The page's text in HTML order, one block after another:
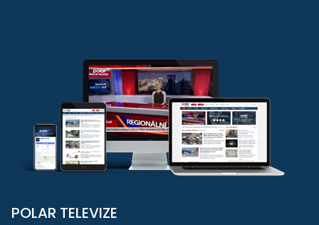
POLAR TELEVIZE